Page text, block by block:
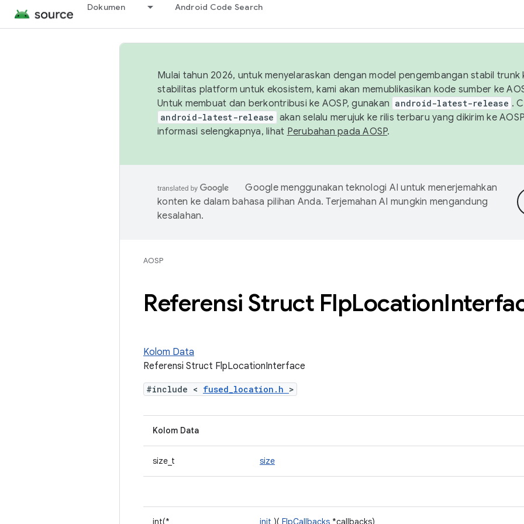
Dokumen Android Code Search
Mulai tahun 2026, untuk menyelaraskan dengan model pengembangan stabil trunk
stabilitas platform untuk ekosistem, kami akan memublikasikan kode sumber ke
Untuk membuat dan berkontribusi ke AOSP, gunakan android-latest-release .
android-latest-release akan selalu merujuk ke rilis terbaru yang dikirim ke
informasi selengkapnya, lihat Perubahan pada AOSP.
Google menggunakan teknologi AI untuk menerjemahkan
konten ke dalam bahasa pilihan Anda. Terjemahan AI mungkin mengandung
kesalahan.
AOSP
Referensi Struct FlpLocation
Kolom Data
Referensi Struct FlpLocationInterface
#include < fused_location.h >
Kolom Data
size_t size
int(* init )( FlpCallbacks *callbacks)